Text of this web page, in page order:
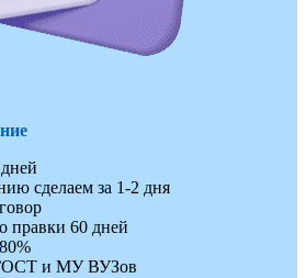
сделаем за 1-2 дня
правки 60 дней
и МУ ВУЗов